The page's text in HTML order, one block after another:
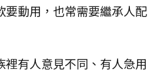
要動用，也常需要繼承人配
裡有人意見不同、有人急用